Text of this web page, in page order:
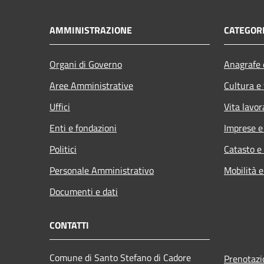
AMMINISTRAZIONE
Organi di Governo
Aree Amministrative
Uffici
Enti e fondazioni
Politici
Personale Amministrativo
Documenti e dati
Cultura
Vita
Imprese
Catasto
Mobilità
CONTATTI
Comune di Santo Stefano di Cadore